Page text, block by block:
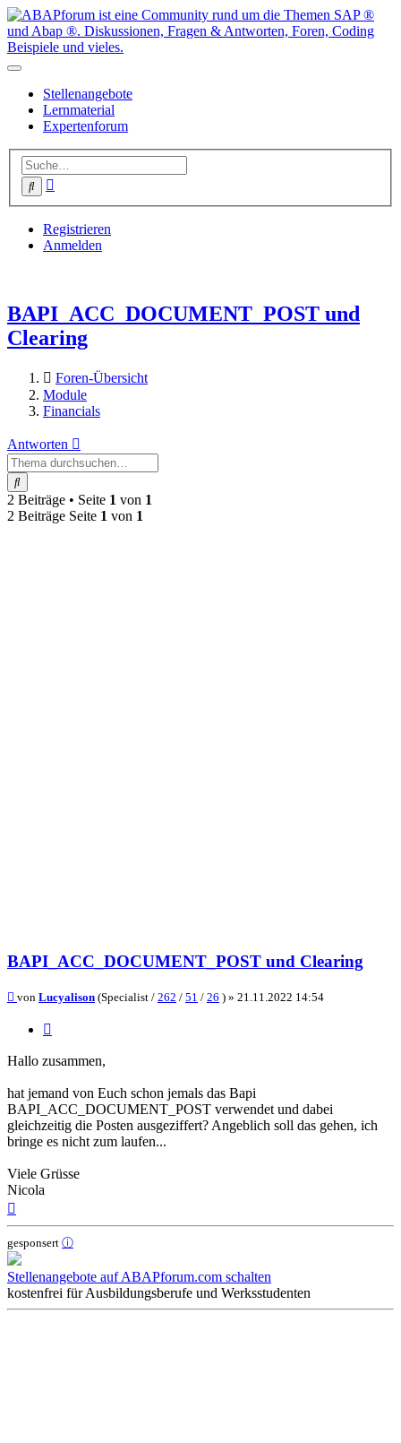
Stellenangebote
Lernmaterial
Expertenforum
Suche
Registrieren
Anmelden
BAPI_ACC_DOCUMENT_POST und
Clearing
Foren-Übersicht
Module
Financials
Antworten
Suche
2 Beiträge • Seite 1 von 1
2 Beiträge Seite 1 von 1
BAPI_ACC_DOCUMENT_POST und Clearing
Beitrag
von Lucyalison (Specialist / 262 / 51 / 26 ) » 21.11.2022 14:54
Hallo zusammen,
hat jemand von Euch schon jemals das Bapi
BAPI_ACC_DOCUMENT_POST verwendet und dabei
gleichzeitig die Posten ausgeziffert? Angeblich soll das gehen, ich
bringe es nicht zum laufen...
Viele Grüsse
Nicola
gesponsert ⓘ
Stellenangebote auf ABAPforum.com schalten
kostenfrei für Ausbildungsberufe und Werksstudenten